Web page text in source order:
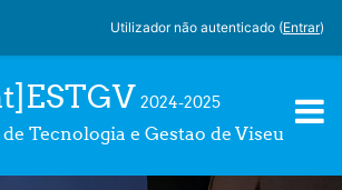
Utilizador não autenticado (Entrar)
2024-2025
Tecnologia e Gestao de Viseu